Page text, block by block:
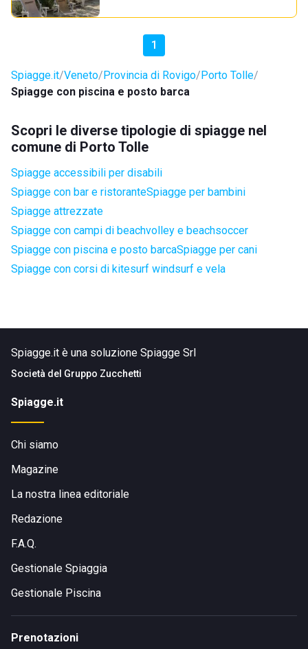
1
Spiagge.it Veneto Provincia di Rovigo Porto Tolle
Spiagge con piscina e posto barca
Scopri le diverse tipologie di spiagge nel
comune di Porto Tolle
Spiagge accessibili per disabili
Spiagge con bar e ristoranteSpiagge per bambini
Spiagge attrezzate
Spiagge con campi di beachvolley e beachsoccer
Spiagge con piscina e posto barcaSpiagge per cani
Spiagge con corsi di kitesurf windsurf e vela
Spiagge.it è una soluzione Spiagge Srl
Società del Gruppo Zucchetti
Spiagge.it
Chi siamo
Magazine
La nostra linea editoriale
Redazione
F.A.Q.
Gestionale Spiaggia
Gestionale Piscina
Prenotazioni